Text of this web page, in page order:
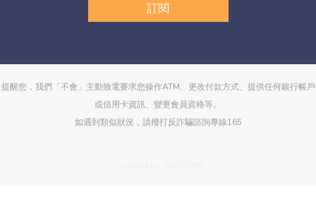
訂閱
提醒您，我們「不會」主動致電要求您操作ATM、更改付款方式、提供任何銀行帳戶
或信用卡資訊、變更會員資格等。
如遇到類似狀況，請撥打反詐騙諮詢專線165